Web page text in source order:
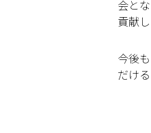
会と
貢献
今後
だけ